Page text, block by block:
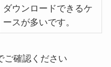
ダウンロードできるケ
ースが多いです。
確認ください